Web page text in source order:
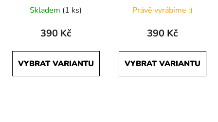
Skladem (1 ks)
390 Kč
VYBRAT VARIANTU
hodnocení
produktu
5,0
z
Právě vyrábíme :)
390 Kč
VYBRAT VARIANTU